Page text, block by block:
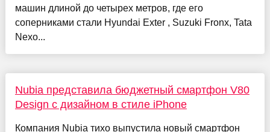
машин длиной до четырех метров, где его
соперниками стали Hyundai Exter , Suzuki Fronx, Tata
Nexo...
Nubia представила бюджетный смартфон V80
Design с дизайном в стиле iPhone
Компания Nubia тихо выпустила новый смартфон